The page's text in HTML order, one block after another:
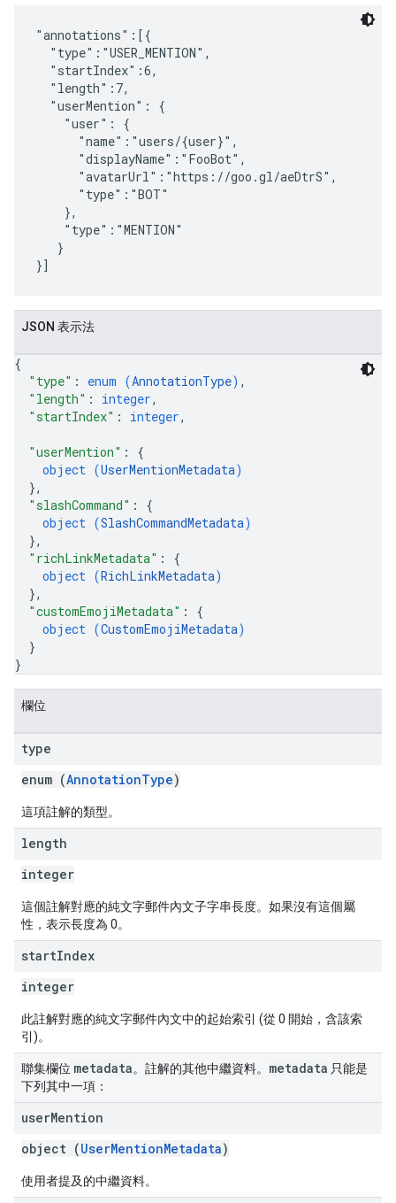
"annotations":[{
  "type":"USER_MENTION",
  "startIndex":6,
  "length":7,
  "userMention": {
    "user": {
      "name":"users/{user}",
      "displayName":"FooBot",
      "avatarUrl":"https://goo.gl/aeDtrS",
      "type":"BOT"
    },
    "type":"MENTION"
   }
JSON 表示法
{
"type" : enum (AnnotationType) ,
"length" : integer,
"startIndex" : integer,
"userMention" : {
object (UserMentionMetadata)
},
"slashCommand" : {
object (SlashCommandMetadata)
},
"richLinkMetadata" : {
object (RichLinkMetadata)
},
"customEmojiMetadata" : {
object (CustomEmojiMetadata)
}
}
欄位
type
enum (AnnotationType)
這項註解的類型。
length
integer
這個註解對應的純文字郵件內文子字串長度。如果沒有這個屬
性，表示長度為 0。
startIndex
integer
此註解對應的純文字郵件內文中的起始索引 (從 0 開始，含該索
引)。
聯集欄位 metadata。註解的其他中繼資料。 metadata 只能是
下列其中一項：
userMention
object (UserMentionMetadata)
使用者提及的中繼資料。